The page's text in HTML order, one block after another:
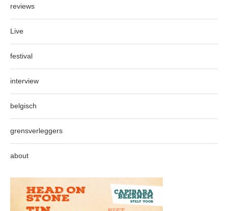
reviews
Live
festival
interview
belgisch
grensverleggers
about